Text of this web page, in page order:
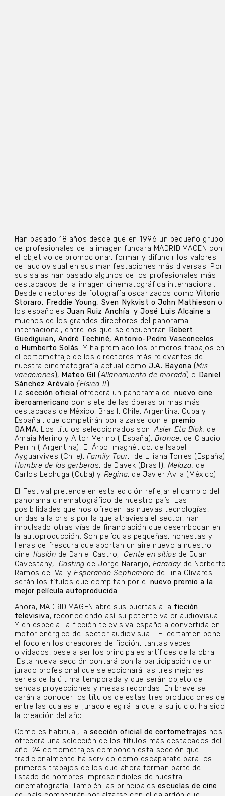
Han pasado 18 años desde que en 1996 un pequeño grupo
de profesionales de la imagen fundara MADRIDIMAGEN con
el objetivo de promocionar, formar y difundir los valores
del audiovisual en sus manifestaciones más diversas. Por
sus salas han pasado algunos de los profesionales más
destacados de la imagen cinematográfica internacional.
Desde directores de fotografía oscarizados comoVitorio
Storaro, Freddie Young, Sven Nykvist o John Mathieson o
los españoles Juan Ruiz Anchía y José Luis Alcaine a
muchos de los grandes directores del panorama
internacional, entre los que se encuentran Robert
Guediguian, André Techiné, Antonio-Pedro Vasconcelos
o Humberto Solás. Y ha premiado los primeros trabajos en
el cortometraje de los directores más relevantes de
nuestra cinematografía actual como J.A. Bayona (Mis
vacaciones), Mateo Gil (Allanamiento de morada) o Daniel
Sánchez Arévalo (Física II).
La sección oficial ofrecerá un panorama delnuevo cine
iberoamericano con siete de las óperas primas más
destacadas de México, Brasil, Chile, Argentina, Cuba y
España , que competirán por alzarse con el premio
DAMA. Los títulos seleccionados son:Asier Eta Biok, de
Amaia Merino y Aitor Merino ( España),Bronce, de Claudio
Perrin ( Argentina), El Árbol magnético, de Isabel
Ayguarvives (Chile), Family Tour, de Liliana Torres
Hombre de las gerberas, de Davek (Brasil), Melaza, de
Carlos Lechuga (Cuba) y Regina, de Javier Avila (México).
El Festival pretende en esta edición reflejar el cambio del
panorama cinematográfico de nuestro país. Las
posibilidades que nos ofrecen las nuevas tecnologías,
unidas a la crisis por la que atraviesa el sector, han
impulsado otras vías de financiación que desembocan en
la autoproducción. Son películas pequeñas, honestas y
llenas de frescura que aportan un aire nuevo a nuestro
cine.Ilusión de Daniel Castro, Gente en sitios de Juan
Cavestany, Casting de Jorge Naranjo, Faraday de
Ramos del Val yEsperando Septiembre de Tina Olivares
serán los títulos que compitan por el nuevo premio a la
mejor película autoproducida.
Ahora, MADRIDIMAGEN abre sus puertas a la ficción
televisiva, reconociendo así su potente valor audiovisual.
Y en especial la ficción televisiva española convertida en
motor enérgico del sector audiovisual. El certamen pone
el foco en los creadores de ficción, tantas veces
olvidados, pese a ser los principales artífices de la obra.
Esta nueva sección contará con la participación de un
jurado profesional que seleccionará las tres mejores
series de la última temporada y que serán objeto de
sendas proyecciones y mesas redondas. En breve se
darán a conocer los títulos de estas tres producciones de
entre las cuales el jurado elegirá la que, a su juicio, ha sido
la creación del año.
Como es habitual, la sección oficial de cortometrajes nos
ofrecerá una selección de los títulos más destacados del
año. 24 cortometrajes componen esta sección que
tradicionalmente ha servido como escaparate para los
primeros trabajos de los que ahora forman parte del
listado de nombres imprescindibles de nuestra
cinematografía. También las principales escuelas de cine